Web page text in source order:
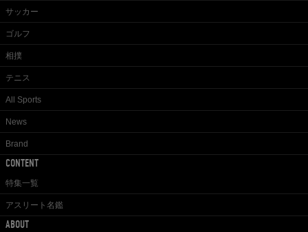
サッカー
ゴルフ
相撲
テニス
All Sports
News
Brand
CONTENT
特集一覧
アスリート名鑑
ABOUT